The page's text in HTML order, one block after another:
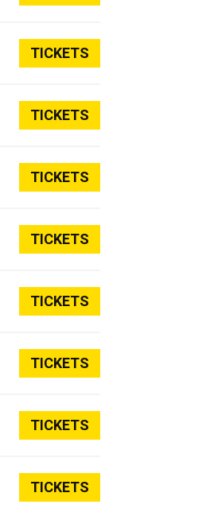
TICKETS
TICKETS
TICKETS
TICKETS
TICKETS
TICKETS
TICKETS
TICKETS